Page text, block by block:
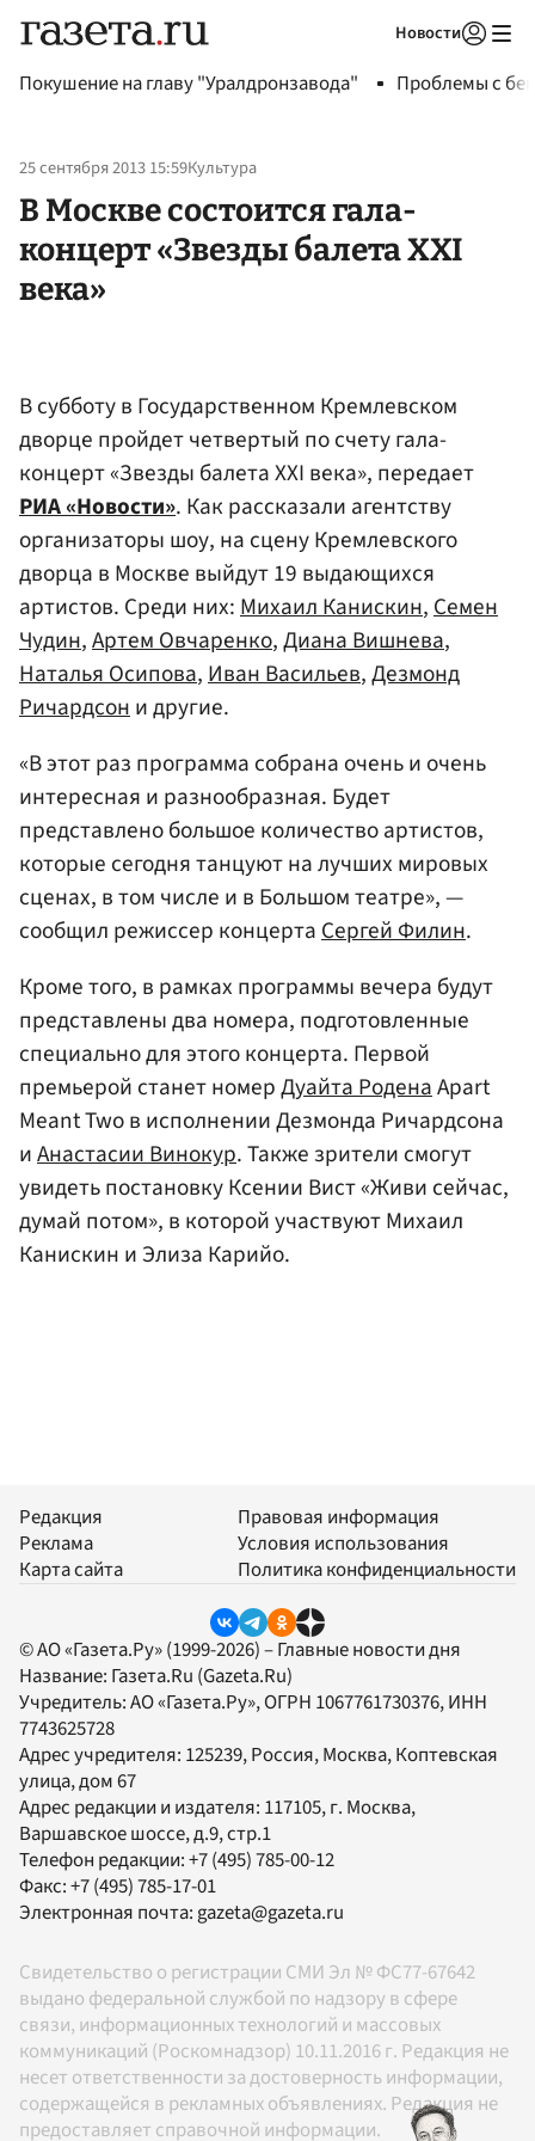
Новости
Покушение на главу "Уралдронзавода" Проблемы с
25 сентября 2013 15:59Культура
В Москве состоится гала-
концерт «Звезды балета XXI
века»
В субботу в Государственном Кремлевском
дворце пройдет четвертый по счету гала-
концерт «Звезды балета XXI века», передает
РИА «Новости». Как рассказали агентству
организаторы шоу, на сцену Кремлевского
дворца в Москве выйдут 19 выдающихся
артистов. Среди них:Михаил Канискин,Семен
Чудин,Артем Овчаренко,Диана Вишнева,
Наталья Осипова,Иван Васильев,Дезмонд
Ричардсони другие.
«В этот раз программа собрана очень и очень
интересная и разнообразная. Будет
представлено большое количество артистов,
которые сегодня танцуют на лучших мировых
сценах, в том числе и в Большом театре», —
сообщил режиссер концертаСергей Филин.
Кроме того, в рамках программы вечера будут
представлены два номера, подготовленные
специально для этого концерта. Первой
премьерой станет номерДуайта РоденаApart
Meant Two в исполнении Дезмонда Ричардсона
иАнастасии Винокур. Также зрители смогут
увидеть постановку Ксении Вист «Живи сейчас,
думай потом», в которой участвуют Михаил
Канискин и Элиза Карийо.
Редакция
Реклама
Карта сайта
Правовая информация
Условия использования
Политика конфиденциальности
© АО «Газета.Ру» (1999-2026) – Главные новости дня
Название: Газета.Ru (Gazeta.Ru)
Учредитель:АО «Газета.Ру», ОГРН 1067761730376, ИНН
7743625728
Адрес учредителя: 125239, Россия, Москва, Коптевская
улица, дом 67
Адрес редакции и издателя: 117105, г. Москва,
Варшавское шоссе, д.9, стр.1
Телефон редакции:+7 (495) 785-00-12
Факс:+7 (495) 785-17-01
Электронная почта: gazeta@gazeta.ru
Свидетельство о регистрации СМИ Эл № ФС77-67642
выдано федеральной службой по надзору в сфере
связи, информационных технологий и массовых
коммуникаций (Роскомнадзор) 10.11.2016 г. Редакция не
несет ответственности за достоверность информации,
содержащейся в рекламных объявлениях. Редакция не
предоставляет справочной информации.